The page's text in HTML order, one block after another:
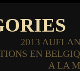
2013
EN
A LA